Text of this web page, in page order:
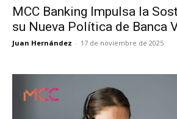
MCC Banking Impulsa la
su Nueva Política de Banca
Juan Hernández - 17 de noviembre de 2025